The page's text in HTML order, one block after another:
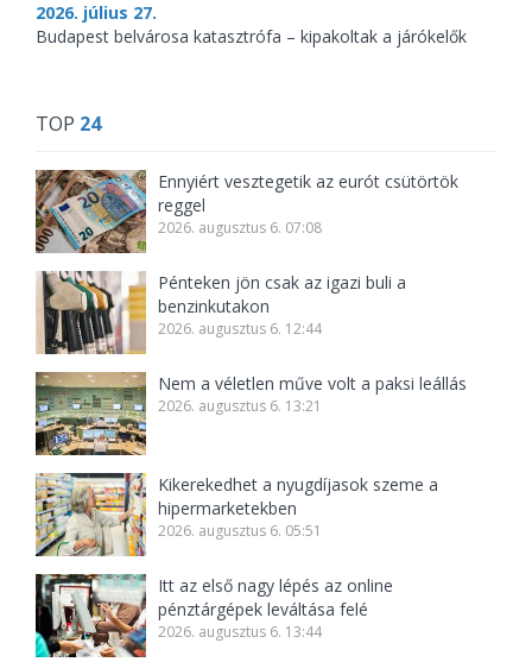
2026. július 27.
Budapest belvárosa katasztrófa – kipakoltak a járókelők
TOP 24
Ennyiért vesztegetik az eurót csütörtök
reggel
2026. augusztus 6. 07:08
Pénteken jön csak az igazi buli a
benzinkutakon
2026. augusztus 6. 12:44
Nem a véletlen műve volt a paksi leállás
2026. augusztus 6. 13:21
Kikerekedhet a nyugdíjasok szeme a
hipermarketekben
2026. augusztus 6. 05:51
Itt az első nagy lépés az online
pénztárgépek leváltása felé
2026. augusztus 6. 13:44